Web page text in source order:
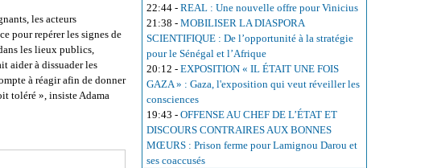
les acteurs
pour repérer les signes de
les lieux publics,
aider à dissuader les
à réagir afin de donner
toléré », insiste Adama
22:44 - REAL : Une nouvelle offre pour Vinicius
21:38 - MOBILISER LA DIASPORA
SCIENTIFIQUE : De l’opportunité à la stratégie
pour le Sénégal et l’Afrique
20:12 - EXPOSITION « IL ÉTAIT UNE FOIS
GAZA » : Gaza, l'exposition qui veut réveiller les
consciences
19:43 - OFFENSE AU CHEF DE L’ÉTAT ET
DISCOURS CONTRAIRES AUX BONNES
MŒURS : Prison ferme pour Lamignou Darou et
ses coaccusés